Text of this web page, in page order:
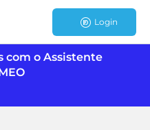
Login
com o Assistente